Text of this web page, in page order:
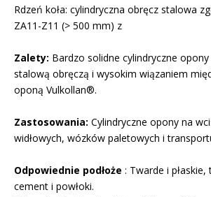
Rdzeń koła: cylindryczna obręcz stalowa
ZA11-Z11 (> 500 mm) z
Zalety: Bardzo solidne cylindryczne
stalową obręczą i wysokim wiązaniem
oponą Vulkollan®.
Zastosowania: Cylindryczne opony na
widłowych, wózków paletowych i
Odpowiednie podłoże : Twarde i płaskie,
cement i powłoki.